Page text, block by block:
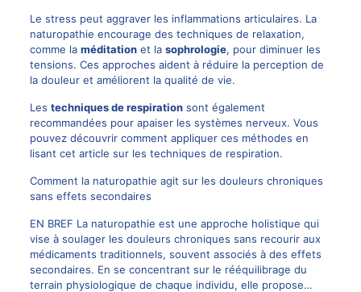
Le stress peut aggraver les inflammations articulaires. La
naturopathie encourage des techniques de relaxation,
comme la méditationet la sophrologie, pour diminuer les
tensions. Ces approches aident à réduire la perception de
la douleur et améliorent la qualité de vie.
Les techniques de respirationsont également
recommandées pour apaiser les systèmes nerveux. Vous
pouvez découvrir comment appliquer ces méthodes en
lisant cet article sur les techniques de respiration.
Comment la naturopathie agit sur les douleurs chroniques
sans effets secondaires
EN BREF La naturopathie est une approche holistique qui
vise à soulager les douleurs chroniques sans recourir aux
médicaments traditionnels, souvent associés à des effets
secondaires. En se concentrant sur le rééquilibrage du
terrain physiologique de chaque individu, elle propose…